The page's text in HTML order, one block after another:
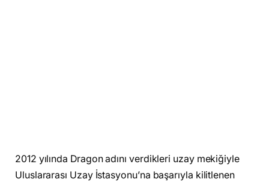
2012 yılında Dragon adını verdikleri uzay mekiğiyle
Uluslararası Uzay İstasyonu’na başarıyla kilitlenen